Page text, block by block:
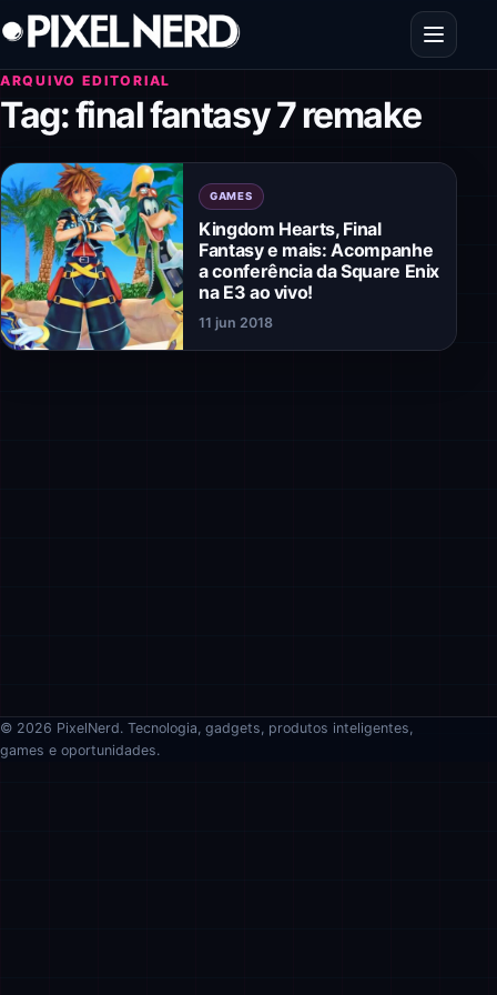
Pular para o conteúdo
Abrir
ARQUIVO EDITORIAL
Tag:final fantasy 7 remake
GAMES
Kingdom Hearts, Final
Fantasy e mais: Acompanhe
a conferência da Square Enix
na E3 ao vivo!
11 jun 2018
© 2026 PixelNerd. Tecnologia, gadgets, produtos inteligentes,
games e oportunidades.